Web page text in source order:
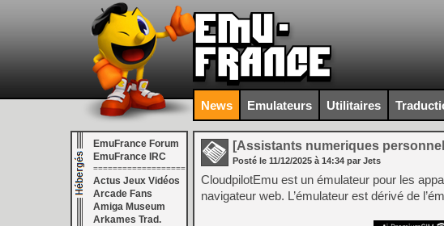
News Emulateurs Utilitaires
EmuFrance Forum
EmuFrance IRC
===================
Actus Jeux Vidéos
Arcade Fans
Amiga Museum
Arkames Trad.
[Assistants numeriques
Posté le 11/12/2025 à 14:34 par Jets
CloudpilotEmu est un émulateur pour les
navigateur web. L’émulateur est dérivé de